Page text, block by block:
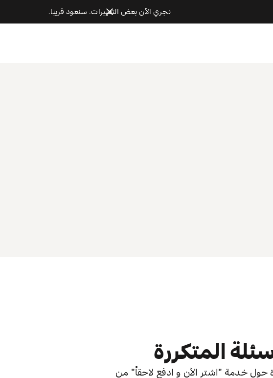
نجري الآن بعض التغييرات. سنعود قريبًا.
المتكررة
حول خدمة "اشترِ الآن و ادفع لاحقاً" من